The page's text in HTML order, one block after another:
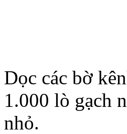
Dọc các bờ
1.000 lò gạch
nhỏ.